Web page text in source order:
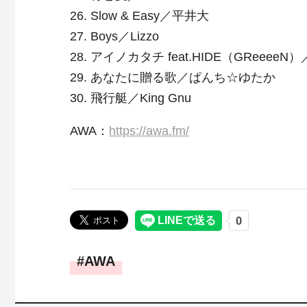
26. Slow & Easy／平井大
27. Boys／Lizzo
28. アイノカタチ feat.HIDE（GReeeeN）
29. あなたに贈る歌／ぱんち☆ゆたか
30. 飛行艇／King Gnu
AWA： https://awa.fm/
AWA